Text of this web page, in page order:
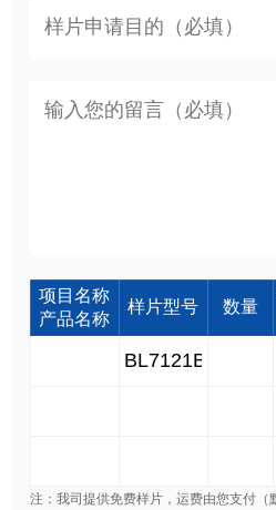
项目名称
产品名称
样片型号 数量
注：我司提供免费样片，运费由您支付（